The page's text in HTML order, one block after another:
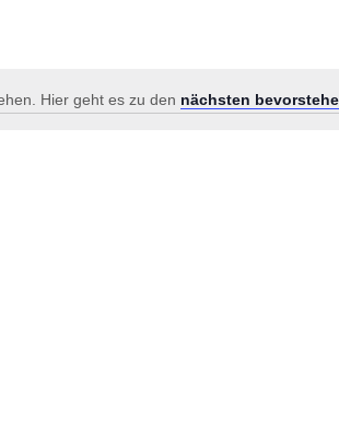
Hinweis
Hier geht es zu den nächsten